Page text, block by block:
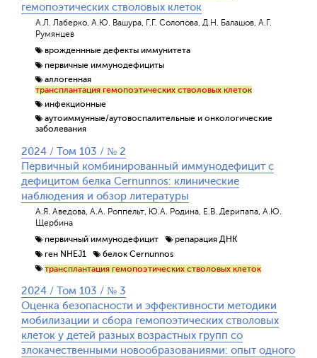
гемопоэтических стволовых клеток
А.Л. Лаберко, А.Ю. Вашура, Г.Г. Солопова, Д.Н. Балашов, А.Г.
Румянцев
врожденнные дефекты иммунитета
первичные иммунодефициты
аллогенная
трансплантация гемопоэтических стволовых клеток
инфекционные
аутоиммунные/аутовоспалительные и онкологические
заболевания
2024 / Том 103 / № 2
Первичный комбинированный иммунодефицит с
дефицитом белка Cernunnos: клинические
наблюдения и обзор литературы
А.Я. Аведова, А.А. Роппельт, Ю.А. Родина, Е.В. Дерипапа, А.Ю.
Щербина
первичный иммунодефицит
репарация ДНК
ген NHEJ1
белок Cernunnos
трансплантация гемопоэтических стволовых клеток
2024 / Том 103 / № 3
Оценка безопасности и эффективности методики
мобилизации и сбора гемопоэтических стволовых
клеток у детей разных возрастных групп со
злокачественными новообразованиями: опыт одного